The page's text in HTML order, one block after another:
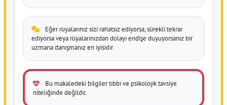
Eğer rüyalarınız sizi rahatsız ediyorsa, sürekli tekrar
ediyorsa veya rüyalarınızdan dolayı endişe duyuyorsanız bir
uzmana danışmanız en iyisidir.
Bu makaledeki bilgiler tıbbi ve psikolojik tavsiye
niteliğinde değildir.